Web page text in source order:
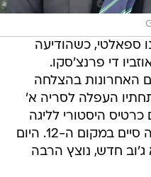
ספאלטי, כשהודיעה
די פרנצ'סקו.
אימן בשנים האחרונות בהצלחה
העפלה לסריה א'
את עונת 2015/16 עם כרטיס היסטורי לליגה
האירופית. את העונה שחלפה סיים במקום ה-12. היום
ג'וב חדש, נוצץ הרבה